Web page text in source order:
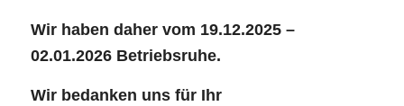
Wir haben daher vom 19.12.2025 –
02.01.2026 Betriebsruhe.
Wir bedanken uns für Ihr